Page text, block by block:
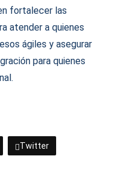
fortalecer las
atender a quienes
ágiles y asegurar
para quienes
Twitter